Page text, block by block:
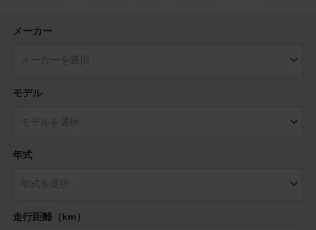
メーカー
モデル
年式
走行距離（km）